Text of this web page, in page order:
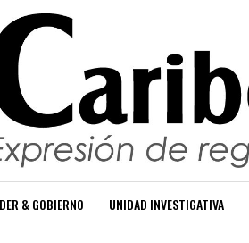
& GOBIERNO UNIDAD INVESTIGATIVA